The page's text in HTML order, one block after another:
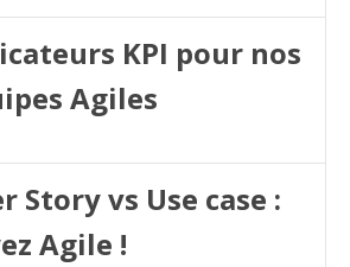
KPI pour nos
Agiles
Story vs Use case :
Agile !